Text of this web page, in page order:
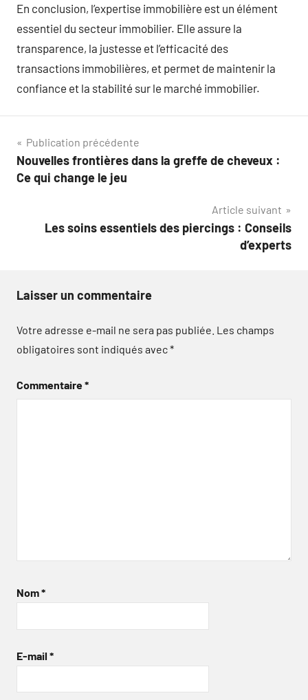
En conclusion, l’expertise immobilière est un élément
essentiel du secteur immobilier. Elle assure la
transparence, la justesse et l’efficacité des
transactions immobilières, et permet de maintenir la
confiance et la stabilité sur le marché immobilier.
Navigation
de
Publication précédente
Nouvelles frontières dans la greffe de cheveux :
Ce qui change le jeu
Article suivant
Les soins essentiels des piercings : Conseils
d’experts
Laisser un commentaire
Votre adresse e-mail ne sera pas publiée. Les champs
obligatoires sont indiqués avec*
Commentaire*
Nom*
E-mail *